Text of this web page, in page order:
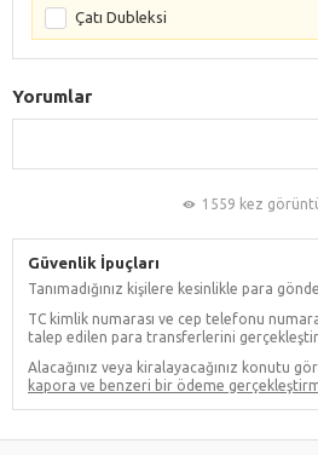
Çatı Dubleksi
Yorumlar
1559 kez
Güvenlik İpuçları
Tanımadığınız kişilere kesinlikle para
TC kimlik numarası ve cep telefonu
talep edilen para transferlerini
Alacağınız veya kiralayacağınız konutu
kapora ve benzeri bir ödeme